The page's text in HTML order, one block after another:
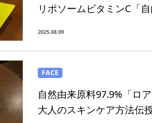
リポソームビタミンC「
2025.08.09
FACE
自然由来原料97.9%「ロア
大人のスキンケア方法伝